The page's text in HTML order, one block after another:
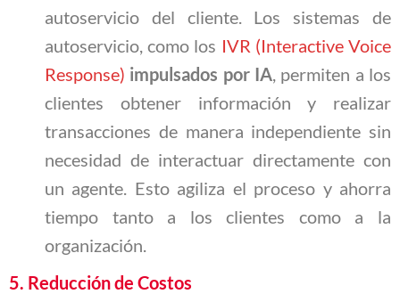
autoservicio del cliente. Los sistemas de
autoservicio, como los IVR (Interactive Voice
Response) impulsados por IA , permiten a los
clientes obtener información y realizar
transacciones de manera independiente sin
necesidad de interactuar directamente con
un agente. Esto agiliza el proceso y ahorra
tiempo tanto a los clientes como a la
organización.
5. Reducción de Costos